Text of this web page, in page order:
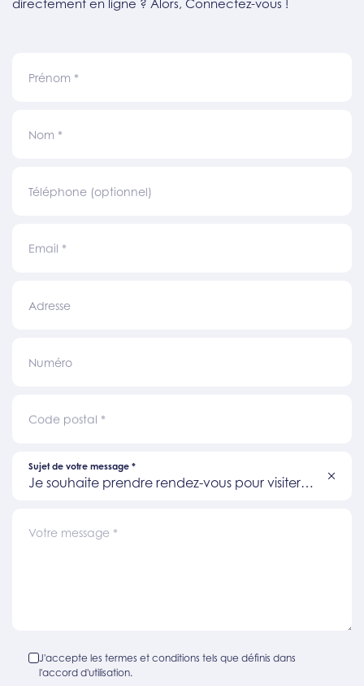
directement en ligne ? Alors, Connectez-vous !
Prénom *
Nom *
Téléphone (optionnel)
Email *
Adresse
Numéro
Code postal *
Sujet de votre message *
Je souhaite prendre rendez-vous pour visiter
Votre message *
J'accepte les termes et conditions tels que définis dans
l'accord d'utilisation.